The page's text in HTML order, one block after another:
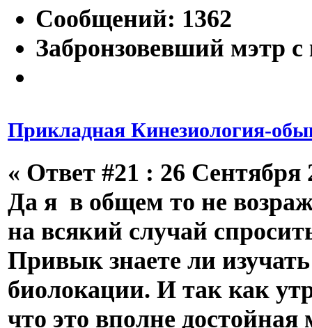
Сообщений: 1362
Забронзовевший мэтр
Прикладная Кинезиология-
« Ответ #21 : 26 Сентября
Да я в общем то не
на всякий случай
Привык знаете ли
биолокации. И так как
что это вполне